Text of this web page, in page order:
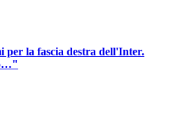
per la fascia destra dell'Inter.